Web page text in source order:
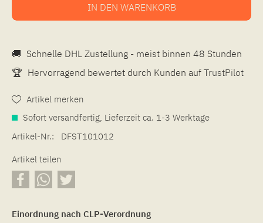
IN DEN WARENKORB
🚚 Schnelle DHL Zustellung - meist binnen 48 Stunden
🏆 Hervorragend bewertet durch Kunden auf TrustPilot
Artikel merken
Sofort versandfertig, Lieferzeit ca. 1-3 Werktage
Artikel-Nr.:
DFST101012
Artikel teilen
Einordnung nach CLP-Verordnung